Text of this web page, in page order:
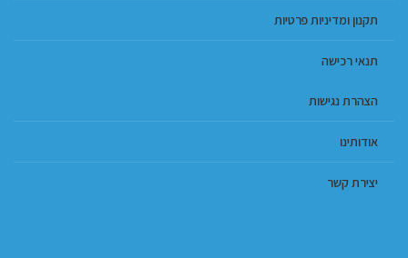
תקנון ומדיניות פרטיות
תנאי רכישה
הצהרת נגישות
אודותינו
יצירת קשר